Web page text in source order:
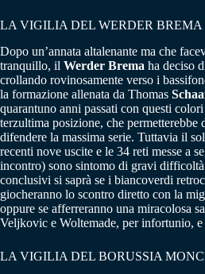
LA VIGILIA DEL WERDER BREMA
Dopo un’annata altalenante ma che
tranquillo, il Werder Brema ha deciso
crollando rovinosamente verso i
la formazione allenata da Thomas
quarantuno anni passati con questi
terzultima posizione, che permetterebbe
difendere la massima serie. Tuttavia il
recenti nove uscite e le 34 reti messe a
incontro) sono sintomo di gravi
conclusivi si saprà se i biancoverdi
giocheranno lo scontro diretto con la
oppure se afferreranno una miracolosa
Veljkovic e Woltemade, per infortunio, e
LA VIGILIA DEL BORUSSIA